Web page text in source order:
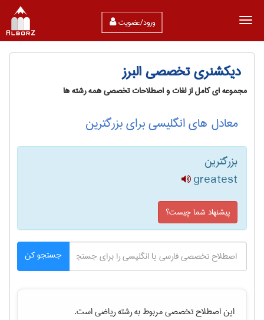
ورود/عضویت
دیکشنری تخصصی البرز
مجموعه ای کامل از لغات و اصطلاحات تخصصی همه رشته ها
معادل های انگلیسی برای بزرگترین
بزرگترین
greatest
پیشنهاد شما چیست؟
جستجو کن
این اصطلاح تخصصی مربوط به رشتهرياضیاست.